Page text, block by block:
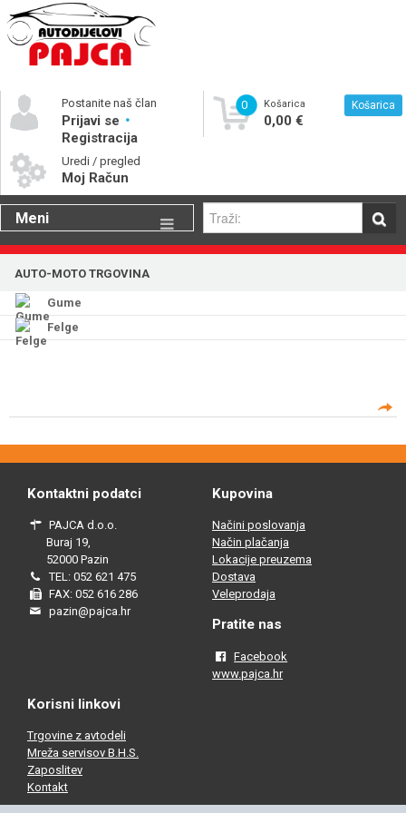
Postanite naš član
Prijavi se
Registracija
Uredi / pregled
Moj Račun
0 Košarica
0,00 €
Košarica
Meni
Gume
Katalog rezervnih dijelova
AUTO-MOTO TRGOVINA
Gume
Felge
Kontaktni podatci
PAJCA d.o.o.
Buraj 19,
52000 Pazin
TEL: 052 621 475
FAX: 052 616 286
pazin@pajca.hr
Kupovina
Načini poslovanja
Način plačanja
Lokacije preuzema
Dostava
Veleprodaja
Pratite nas
Facebook
www.pajca.hr
Korisni linkovi
Trgovine z avtodeli
Mreža servisov B.H.S.
Zaposlitev
Kontakt